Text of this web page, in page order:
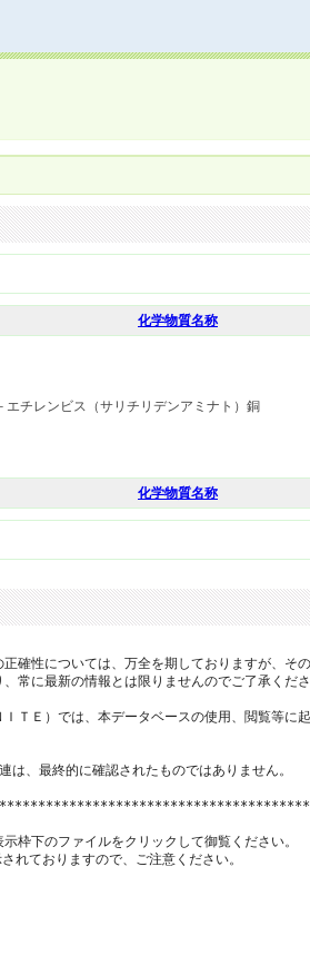
化学物質名称
エチレンビス（サリチリデンアミナト）銅
化学物質名称
確性については、万全を期しておりますが、そ
常に最新の情報とは限りませんのでご了承くださ
ＴＥ）では、本データベースの使用、閲覧等に
は、最終的に確認されたものではありません。
枠下のファイルをクリックして御覧ください。
ておりますので、ご注意ください。